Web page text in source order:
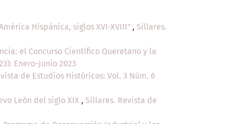
Hispánica, siglos XVI-XVIII" , Sillares.
el Concurso Científico Queretano y la
Enero-Junio 2023
de Estudios Históricos: Vol. 3 Núm. 6
León del siglo XIX , Sillares. Revista de